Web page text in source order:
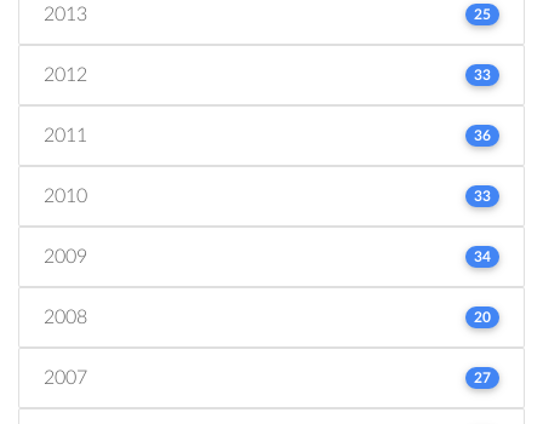
2013 25
2012 33
2011 36
2010 33
2009 34
2008 20
2007 27